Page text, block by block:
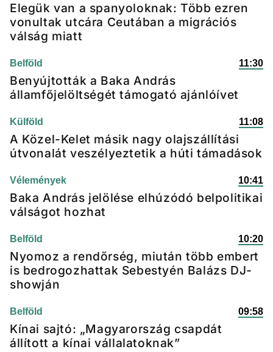
Elegük van a spanyoloknak: Több ezren
vonultak utcára Ceutában a migrációs
válság miatt
Belföld 11:30
Benyújtották a Baka András
államfőjelöltségét támogató ajánlóívet
Külföld 11:08
A Közel-Kelet másik nagy olajszállítási
útvonalát veszélyeztetik a húti támadások
Vélemények 10:41
Baka András jelölése elhúzódó belpolitikai
válságot hozhat
Belföld 10:20
Nyomoz a rendőrség, miután több embert
is bedrogozhattak Sebestyén Balázs DJ-
showján
Belföld 09:58
Kínai sajtó: „Magyarország csapdát
állított a kínai vállalatoknak”